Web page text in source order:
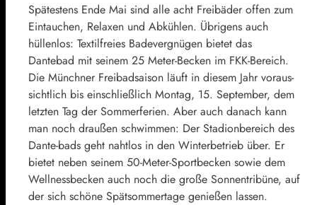
Spätestens Ende Mai sind alle acht Freibäder offen zum
Eintauchen, Relaxen und Abkühlen. Übrigens auch
hüllenlos: Textilfreies Badevergnügen bietet das
Dantebad mit seinem 25 Meter-Becken im FKK-Bereich.
Die Münchner Freibadsaison läuft in diesem Jahr voraus-
sichtlich bis einschließlich Montag, 15. September, dem
letzten Tag der Sommerferien. Aber auch danach kann
man noch draußen schwimmen: Der Stadionbereich des
Dante-bads geht nahtlos in den Winterbetrieb über. Er
bietet neben seinem 50-Meter-Sportbecken sowie dem
Wellnessbecken auch noch die große Sonnentribüne, auf
der sich schöne Spätsommertage genießen lassen.